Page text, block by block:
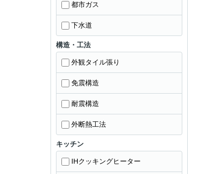
都市ガス
下水道
構造・工法
外観タイル張り
免震構造
耐震構造
外断熱工法
キッチン
IHクッキングヒーター